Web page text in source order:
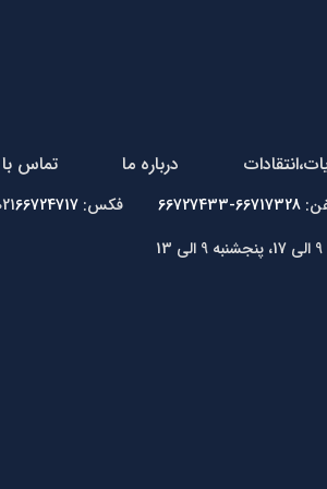
درباره ما تماس
66717328-66727433 فکس: 02166724717